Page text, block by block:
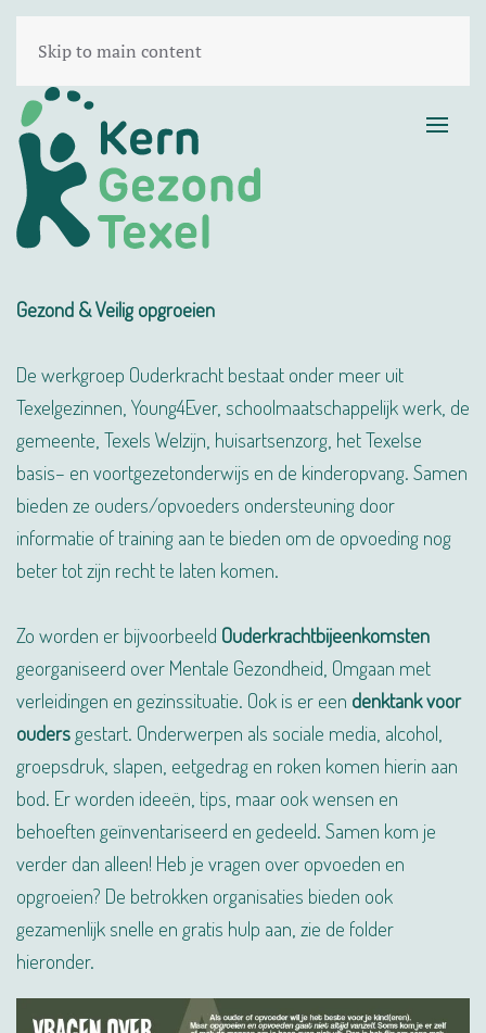
Skip to main content
Gezond & Veilig opgroeien
De werkgroep Ouderkracht bestaat onder meer uit
Texelgezinnen, Young4Ever, schoolmaatschappelijk werk, de
gemeente, Texels Welzijn, huisartsenzorg, het Texelse
basis– en voortgezetonderwijs en de kinderopvang. Samen
bieden ze ouders/opvoeders ondersteuning door
informatie of training aan te bieden om de opvoeding nog
beter tot zijn recht te laten komen.
Zo worden er bijvoorbeeld Ouderkrachtbijeenkomsten
georganiseerd over Mentale Gezondheid, Omgaan met
verleidingen en gezinssituatie. Ook is er een denktank voor
ouders gestart. Onderwerpen als sociale media, alcohol,
groepsdruk, slapen, eetgedrag en roken komen hierin aan
bod. Er worden ideeën, tips, maar ook wensen en
behoeften geïnventariseerd en gedeeld. Samen kom je
verder dan alleen! Heb je vragen over opvoeden en
opgroeien? De betrokken organisaties bieden ook
gezamenlijk snelle en gratis hulp aan, zie de folder
hieronder.